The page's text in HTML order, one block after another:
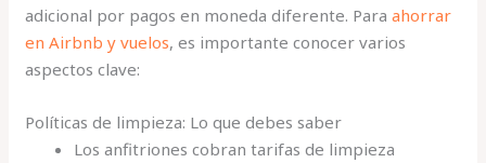
adicional por pagos en moneda diferente. Paraahorrar
en Airbnb y vuelos, es importante conocer varios
aspectos clave:
Políticas de limpieza: Lo que debes saber
Los anfitriones cobran tarifas de limpieza